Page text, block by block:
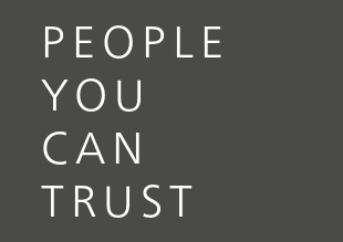
PEOPLE
YOU
CAN
TRUST